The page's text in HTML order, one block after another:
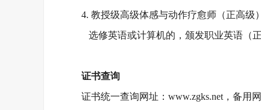
4. 教授级高级体感与动作疗愈师（正高级
选修英语或计算机的，颁发职业英语（
证书查询
证书统一查询网址：www.zgks.net，备用